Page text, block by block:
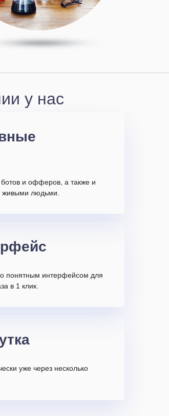
у нас
и офферов, а также и
живыми людьми.
понятным интерфейсом для
в 1 клик.
уже через несколько